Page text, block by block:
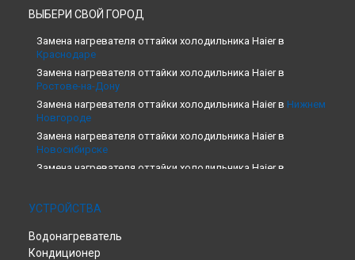
ВЫБЕРИ СВОЙ ГОРОД
Замена нагревателя оттайки холодильника Haier в
Краснодаре
Замена нагревателя оттайки холодильника Haier в
Ростове-на-Дону
Замена нагревателя оттайки холодильника Haier в Нижнем
Новгороде
Замена нагревателя оттайки холодильника Haier в
Новосибирске
Замена нагревателя оттайки холодильника Haier в
Замена нагревателя оттайки холодильника Haier в
Замена нагревателя оттайки холодильника Haier в
Петербурге
УСТРОЙСТВА
Водонагреватель
Кондиционер